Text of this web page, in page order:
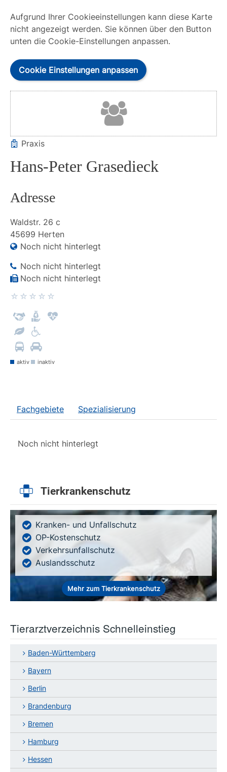
Aufgrund Ihrer Cookieeinstellungen kann diese Karte
nicht angezeigt werden. Sie können über den Button
unten die Cookie-Einstellungen anpassen.
Cookie Einstellungen anpassen
Praxis
Hans-Peter Grasedieck
Adresse
Waldstr. 26 c
45699 Herten
Noch nicht hinterlegt
Noch nicht hinterlegt
Noch nicht hinterlegt
aktiv inaktiv
Fachgebiete Spezialisierung
Noch nicht hinterlegt
Tierkrankenschutz
Kranken- und Unfallschutz
OP-Kostenschutz
Verkehrsunfallschutz
Auslandsschutz
Mehr zum Tierkrankenschutz
Tierarztverzeichnis Schnelleinstieg
Baden-Württemberg
Bayern
Berlin
Brandenburg
Bremen
Hamburg
Hessen